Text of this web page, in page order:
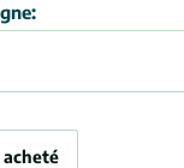
acheté